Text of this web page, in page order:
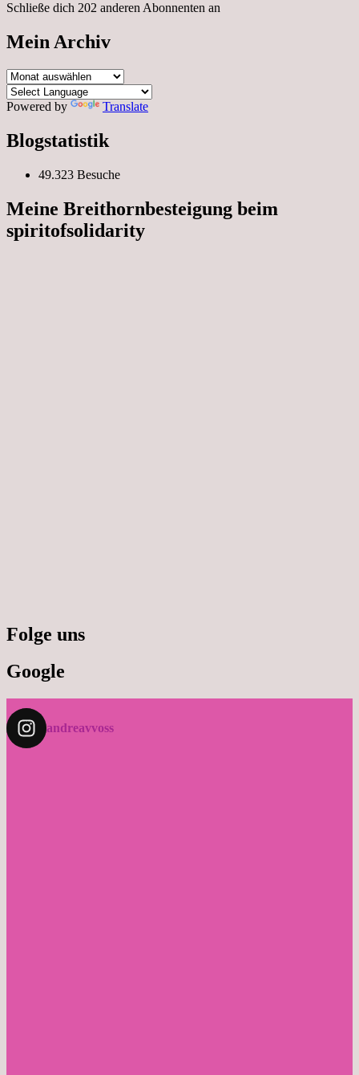
Schließe dich 202 anderen Abonnenten an
Mein Archiv
Mein
Archiv
Powered by
Translate
Blogstatistik
49.323 Besuche
Meine Breithornbesteigung beim
spiritofsolidarity
Folge uns
Google
andreavvoss